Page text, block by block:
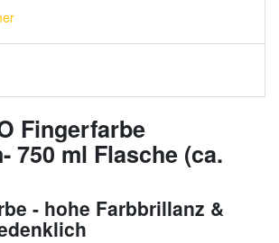
Fingerfarbe
750 ml Flasche (ca.
- hohe Farbbrillanz &